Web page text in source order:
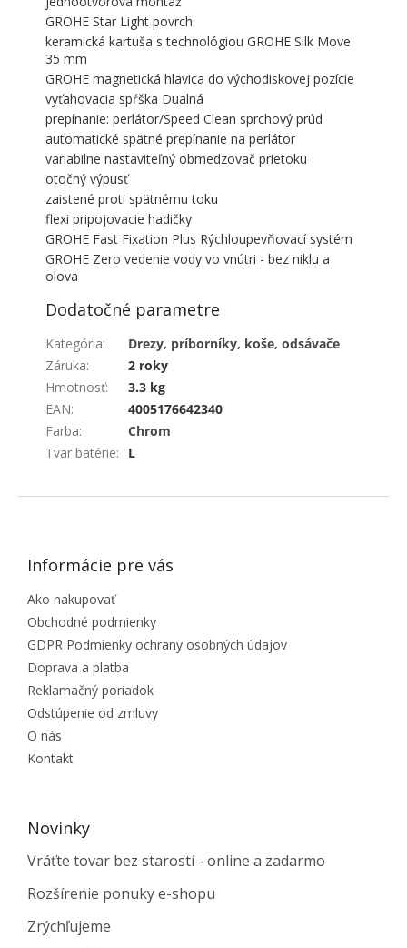
GROHE Star Light povrch
keramická kartuša s technológiou GROHE Silk Move
35 mm
GROHE magnetická hlavica do východiskovej pozície
vyťahovacia spŕška Dualná
prepínanie: perlátor/Speed Clean sprchový prúd
automatické spätné prepínanie na perlátor
variabilne nastaviteľný obmedzovač prietoku
otočný výpusť
zaistené proti spätnému toku
flexi pripojovacie hadičky
GROHE Fast Fixation Plus Rýchloupevňovací systém
GROHE Zero vedenie vody vo vnútri - bez niklu a
olova
Dodatočné parametre
Kategória:
Drezy, príborníky, koše, odsávače
Záruka:
2 roky
Hmotnosť:
3.3 kg
EAN:
4005176642340
Farba:
Chrom
Tvar batérie: L
ZÁPÄTIE
Informácie pre vás
Ako nakupovať
Obchodné podmienky
GDPR Podmienky ochrany osobných údajov
Doprava a platba
Reklamačný poriadok
Odstúpenie od zmluvy
O nás
Kontakt
Novinky
Vráťte tovar bez starostí - online a zadarmo
Rozšírenie ponuky e-shopu
Zrýchľujeme